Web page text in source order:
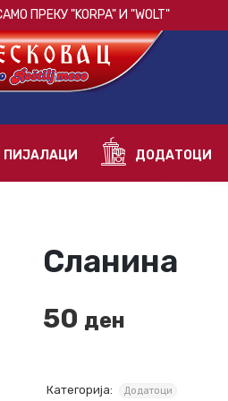
ПРЕКУ"KORPA" И "WOLT"
ПИЈАЛАЦИ ДОДАТОЦИ
Сланина
50 ден
Категорија: Додатоци